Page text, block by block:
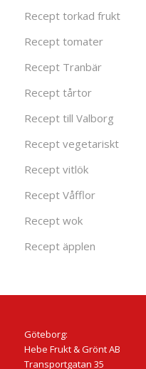
Recept torkad frukt
Recept tomater
Recept Tranbär
Recept tårtor
Recept till Valborg
Recept vegetariskt
Recept vitlök
Recept Våfflor
Recept wok
Recept äpplen
Göteborg:
Hebe Frukt & Grönt AB
Transportgatan 35